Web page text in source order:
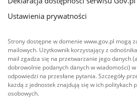
Ustawienia prywatności
Strony dostępne w domenie www.gov.pl mogą
mailowych. Użytkownik korzystający z
mail zgadza się na przetwarzanie jego danych
dobrowolnie podanych danych w wiadomości) w
odpowiedzi na przesłane pytania. Szczegóły
każdą z jednostek znajdują się w ich politykach
osobowych.